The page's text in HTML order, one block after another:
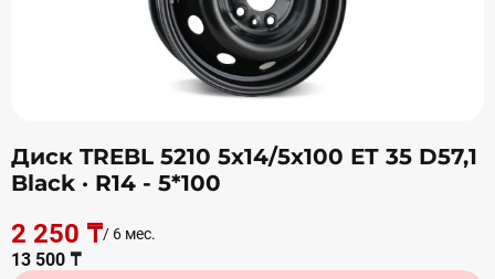
Диск TREBL 5210 5х14/5х100 ЕТ 35 D57,1
Black · R14 - 5*100
2 250 ₸/ 6 мес.
13 500 ₸